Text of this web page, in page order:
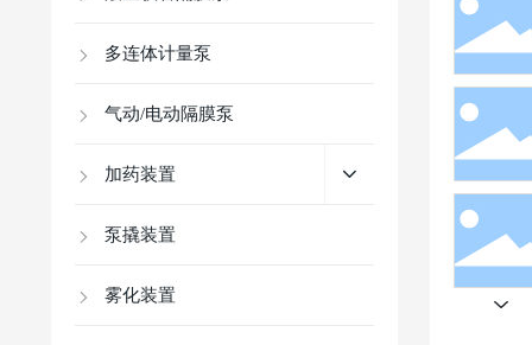
多连体计量泵
气动/电动隔膜泵
加药装置
泵撬装置
雾化装置